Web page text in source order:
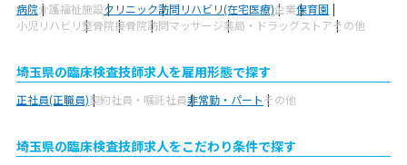
病院介護福祉施設クリニック訪問リハビリ(在宅医療)企業保育園
小児リハビリ整骨院接骨院訪問マッサージ薬局・ドラッグストアその他
埼玉県の臨床検査技師求人を雇用形態で探す
正社員(正職員)契約社員・嘱託社員非常勤・パートその他
埼玉県の臨床検査技師求人をこだわり条件で探す